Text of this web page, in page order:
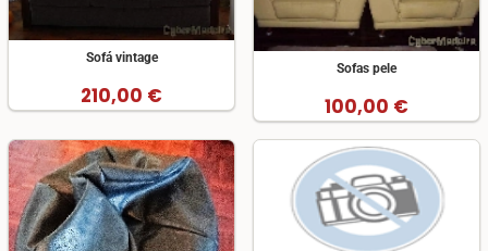
Sofá vintage
210,00 €
Sofas pele
100,00 €